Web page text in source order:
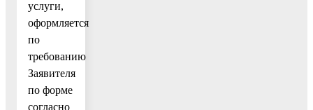
услуги,
оформляется
по
требованию
Заявителя
по форме
согласно